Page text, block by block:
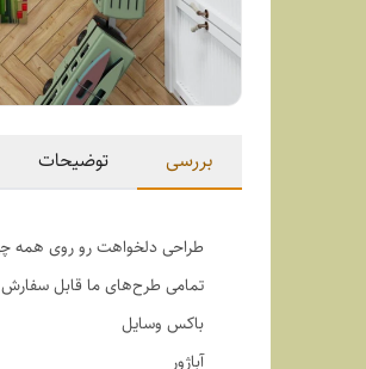
بررسی توضیحات
طراحی دلخواهت رو روی همه
تمامی طرح‌های ما قابل
باکس وسایل
آباژور